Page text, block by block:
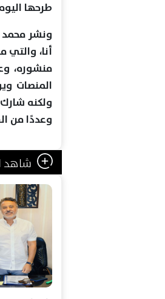
طرحها
ونشر محمد
أنا،
المنصات
وعددًا من
شاهد